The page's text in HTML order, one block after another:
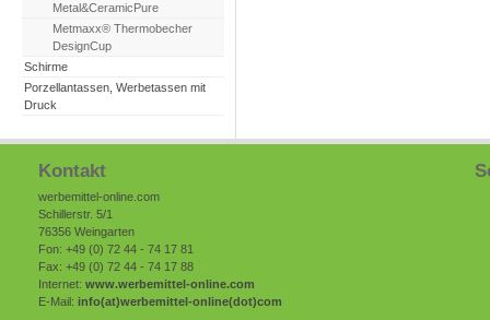
Metal&CeramicPure
Metmaxx® Thermobecher
DesignCup
Schirme
Porzellantassen, Werbetassen mit
Druck
Kontakt
werbemittel-online.com
Schillerstr. 5/1
76356 Weingarten
Fon: +49 (0) 72 44 - 74 17 81
Fax: +49 (0) 72 44 - 74 17 88
Internet: www.werbemittel-online.com
E-Mail: info(at)werbemittel-online(dot)com